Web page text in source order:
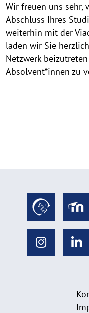
Wir freuen uns sehr,
Abschluss Ihres
weiterhin mit der
laden wir Sie
Netzwerk
Absolvent*innen zu